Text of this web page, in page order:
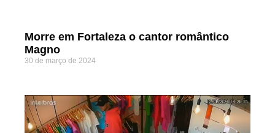
Morre em Fortaleza o cantor romântico
Magno
30 de março de 2024